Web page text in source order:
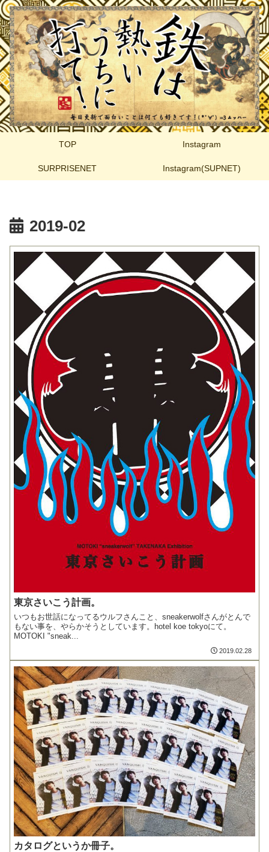
TOP Instagram
SURPRISENET Instagram(SUPNET)
2019-02
東京さいこう計画。
いつもお世話になってるウルフさんこと、sneakerwolfさんがとんで
もない事を、やらかそうとしています。hotel koe tokyoにて。
MOTOKI "sneak...
2019.02.28
カタログというか冊子。